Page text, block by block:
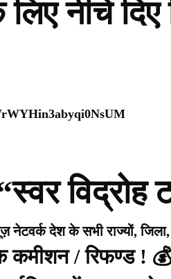
नीचे
विद्रोह
देश के सभी राज्यों, जिला,
कमीशन / रिफण्ड !